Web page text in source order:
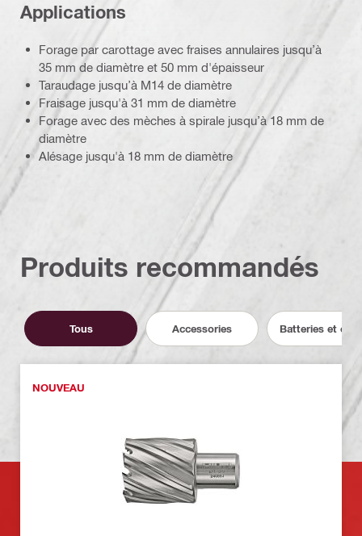
Applications
Forage par carottage avec fraises annulaires jusqu’à
35 mm de diamètre et 50 mm d'épaisseur
Taraudage jusqu’à M14 de diamètre
Fraisage jusqu'à 31 mm de diamètre
Forage avec des mèches à spirale jusqu’à 18 mm de
diamètre
Alésage jusqu'à 18 mm de diamètre
Produits recommandés
Tous Accessories Batteries et
NOUVEAU